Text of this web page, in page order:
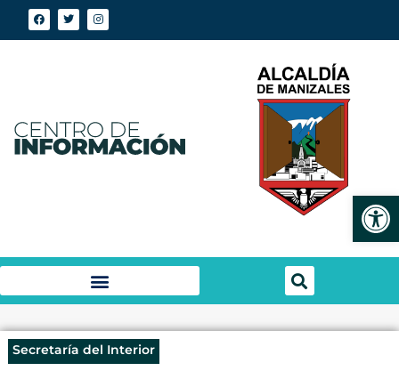
Secretaría del Interior